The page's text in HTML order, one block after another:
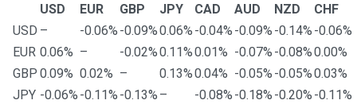
USD EUR GBP JPY CAD AUD NZD
CHF
USD – -0.06% -0.09%0.06% -0.04% -0.09% -0.14% -0.06%
EUR 0.06% – -0.02%0.11%0.01% -0.07% -0.08%0.00%
GBP 0.09% 0.02% – 0.13%0.04% -0.05% -0.05%0.03%
JPY -0.06% -0.11% -0.13% – -0.08% -0.18% -0.20% -0.11%